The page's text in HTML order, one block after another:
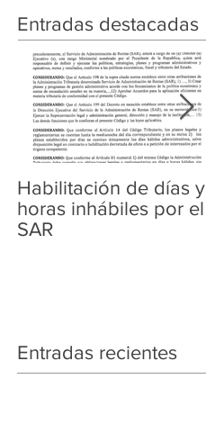
Entradas destacadas
Habilitación de días y
horas inhábiles por el
SAR
Entradas recientes